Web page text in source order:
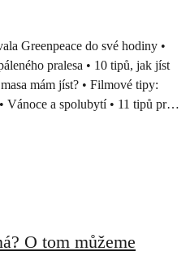
Greenpeace do své hodiny •
pralesa • 10 tipů, jak jíst
mám jíst? • Filmové tipy:
Vánoce a spolubytí • 11 tipů pro
se…
O tom můžeme